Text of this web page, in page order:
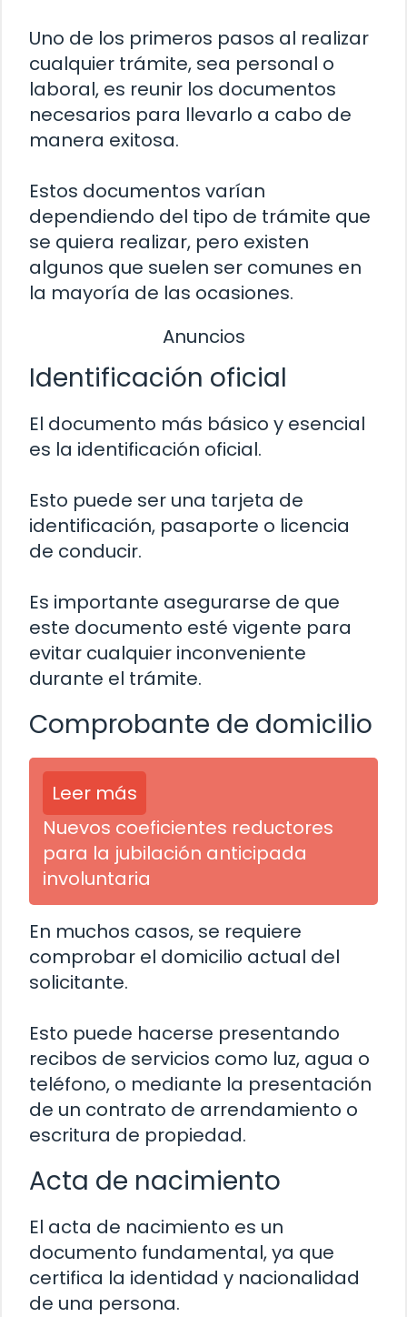
Uno de los primeros pasos al realizar
cualquier trámite, sea personal o
laboral, es reunir los documentos
necesarios para llevarlo a cabo de
manera exitosa.
Estos documentos varían
dependiendo del tipo de trámite que
se quiera realizar, pero existen
algunos que suelen ser comunes en
la mayoría de las ocasiones.
Anuncios
Identificación oficial
El documento más básico y esencial
es la identificación oficial.
Esto puede ser una tarjeta de
identificación, pasaporte o licencia
de conducir.
Es importante asegurarse de que
este documento esté vigente para
evitar cualquier inconveniente
durante el trámite.
Comprobante de domicilio
Leer más
Nuevos coeficientes reductores
para la jubilación anticipada
involuntaria
En muchos casos, se requiere
comprobar el domicilio actual del
solicitante.
Esto puede hacerse presentando
recibos de servicios como luz, agua o
teléfono, o mediante la presentación
de un contrato de arrendamiento o
escritura de propiedad.
Acta de nacimiento
El acta de nacimiento es un
documento fundamental, ya que
certifica la identidad y nacionalidad
de una persona.